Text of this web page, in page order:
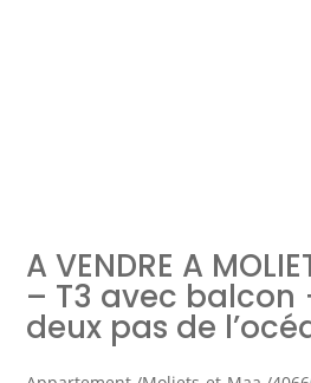
Rejoindre Weloge
A VENDRE A
– T3 avec balcon
deux pas de